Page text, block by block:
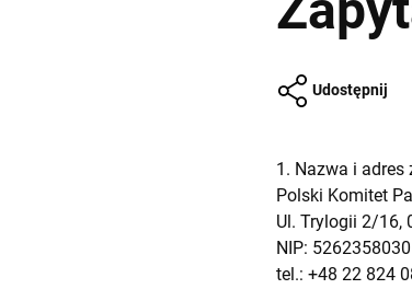
Udostępnij
1. Nazwa i
Polski Komitet
Ul. Trylogii 2/16,
NIP: 5262358030
tel.: +48 22 824